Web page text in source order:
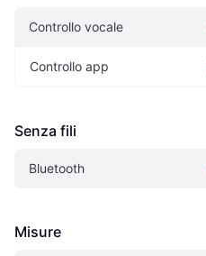
Controllo vocale
Controllo app
Senza fili
Bluetooth
Misure